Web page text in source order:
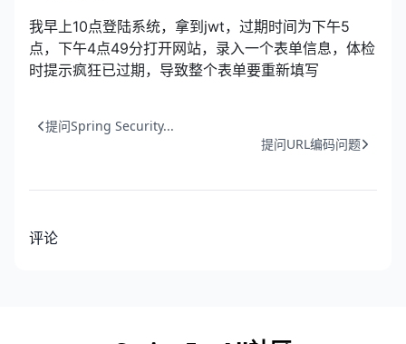
我早上10点登陆系统，拿到jwt，过期时间为下午5
点，下午4点49分打开网站，录入一个表单信息，体检
时提示疯狂已过期，导致整个表单要重新填写
提问Spring Security...
提问URL编码问题
评论